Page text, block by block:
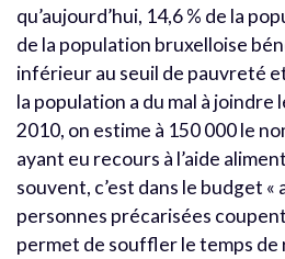
qu’aujourd’hui, 14,6 % de la
de la population bruxelloise
inférieur au seuil de pauvreté
la population a du mal à joindre
2010, on estime à 150 000 le
ayant eu recours à l’aide
souvent, c’est dans le budget
personnes précarisées
permet de souffler le temps de